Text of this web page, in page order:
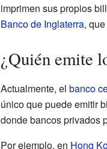
imprimen sus propios
Banco de Inglaterra,
¿Quién emite
Actualmente, el banco
único que puede emitir
donde bancos privados
Por ejemplo, en Hong